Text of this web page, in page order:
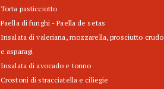
Torta pasticciotto
Paella di funghi - Paella de setas
Insalata di valeriana, mozzarella, prosciutto crudo
e asparagi
Insalata di avocado e tonno
Crostoni di stracciatella e ciliegie